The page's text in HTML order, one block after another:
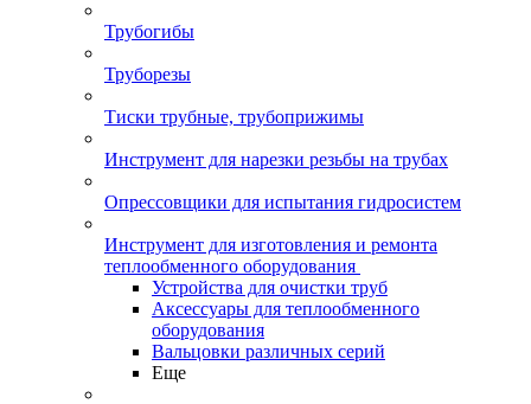
Трубогибы
Труборезы
Тиски трубные, трубоприжимы
Инструмент для нарезки резьбы на трубах
Опрессовщики для испытания гидросистем
Инструмент для изготовления и ремонта
теплообменного оборудования
Устройства для очистки труб
Аксессуары для теплообменного
оборудования
Вальцовки различных серий
Еще